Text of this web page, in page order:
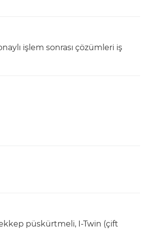
işlem sonrası çözümleri iş
püskürtmeli, I-Twin (çift